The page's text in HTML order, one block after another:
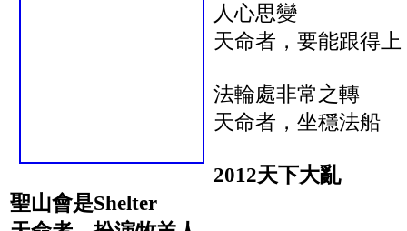
人心思變
天命者，要能跟得上
法輪處非常之轉
天命者，坐穩法船
2012天下大亂
聖山會是Shelter